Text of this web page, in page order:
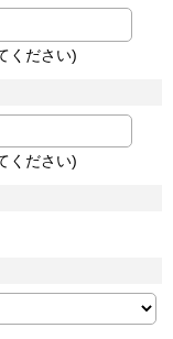
ください)
ください)